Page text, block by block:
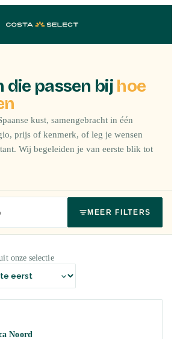
die passen bij hoe
kust, samengebracht in één
prijs of kenmerk, of leg je wensen
Wij begeleiden je van eerste blik tot
MEER FILTERS
onze selectie
Noord